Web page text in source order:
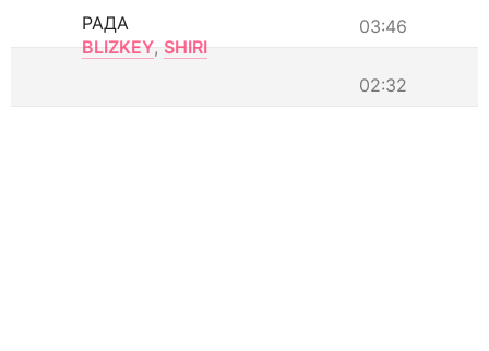
03:46
РАДА
BLIZKEY, SHIRI
02:32